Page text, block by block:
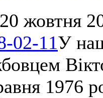
20 жовтня
У
1976